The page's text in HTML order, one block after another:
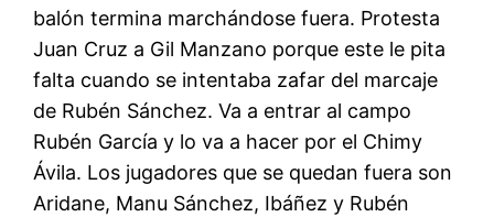
balón termina marchándose fuera. Protesta
Juan Cruz a Gil Manzano porque este le pita
falta cuando se intentaba zafar del marcaje
de Rubén Sánchez. Va a entrar al campo
Rubén García y lo va a hacer por el Chimy
Ávila. Los jugadores que se quedan fuera son
Aridane, Manu Sánchez, Ibáñez y Rubén